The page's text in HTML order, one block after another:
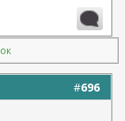
#696